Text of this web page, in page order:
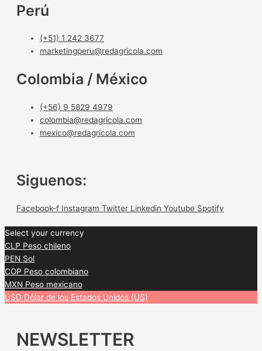
Perú
(+51) 1 242 3677
marketingperu@redagricola.com
Colombia / México
(+56) 9 5829 4979
colombia@redagricola.com
mexico@redagricola.com
Siguenos:
Facebook-f Instagram Twitter Linkedin Youtube Spotify
Select your currency
CLP Peso chileno
PEN Sol
COP Peso colombiano
MXN Peso mexicano
USD Dólar de los Estados Unidos (US)
NEWSLETTER